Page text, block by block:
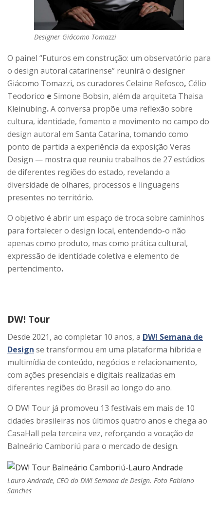
Designer Giácomo Tomazzi
O painel “Futuros em construção: um observatório para
o design autoral catarinense” reunirá o designer
Giácomo Tomazzi, os curadores Celaine Refosco, Célio
Teodorico e Simone Bobsin, além da arquiteta Thaisa
Kleinübing.A conversa propõe uma reflexão sobre
cultura, identidade, fomento e movimento no campo do
design autoral em Santa Catarina, tomando como
ponto de partida a experiência da exposição Veras
Design — mostra que reuniu trabalhos de 27 estúdios
de diferentes regiões do estado, revelando a
diversidade de olhares, processos e linguagens
presentes no território.
O objetivo é abrir um espaço de troca sobre caminhos
para fortalecer o design local, entendendo-o não
apenas como produto, mas como prática cultural,
expressão de identidade coletiva e elemento de
pertencimento.
DW! Tour
Desde 2021, ao completar 10 anos, a DW! Semana de
Design se transformou em uma plataforma híbrida e
multimídia de conteúdo, negócios e relacionamento,
com ações presenciais e digitais realizadas em
diferentes regiões do Brasil ao longo do ano.
O DW! Tour já promoveu 13 festivais em mais de 10
cidades brasileiras nos últimos quatro anos e chega ao
CasaHall pela terceira vez, reforçando a vocação de
Balneário Camboriú para o mercado de design.
Lauro Andrade, CEO do DW! Semana de Design. Foto Fabiano
Sanches